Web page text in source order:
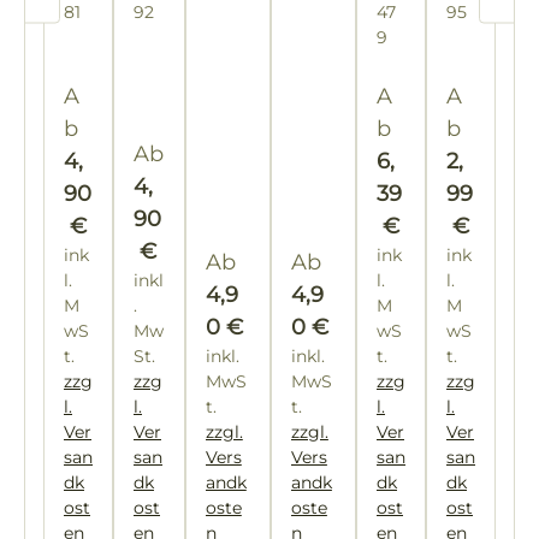
wi
Eti
ke
tte
n
81
Regulärer Preis:
A
b
4,
90
€
ink
l.
M
wS
t.
zzg
l.
Ver
san
dk
ost
en
es
tte
n
92
Regulärer Preis:
Ab
4,
90
€
inkl
.
Mw
St.
zzg
l.
Ver
san
dk
ost
en
Regulärer Preis:
Ab
4,9
0 €
inkl.
MwS
t.
zzgl.
Vers
andk
oste
n
Regulärer Preis:
Ab
4,9
0 €
inkl.
MwS
t.
zzgl.
Vers
andk
oste
n
m
12
üc
k
47
9
Regulärer
A
b
6,
39
€
ink
l.
M
wS
t.
zzg
l.
Ver
san
dk
ost
en
Bl
üt
en
ho
ni
g
Eti
ke
tt
95
A
b
2,
99
€
ink
l.
M
wS
t.
zzg
l.
Ver
san
dk
ost
en